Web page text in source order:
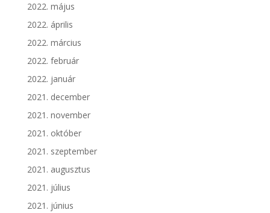
2022. május
2022. április
2022. március
2022. február
2022. január
2021. december
2021. november
2021. október
2021. szeptember
2021. augusztus
2021. július
2021. június